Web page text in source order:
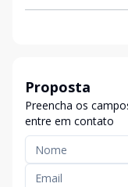
Proposta
Preencha os
entre em contato